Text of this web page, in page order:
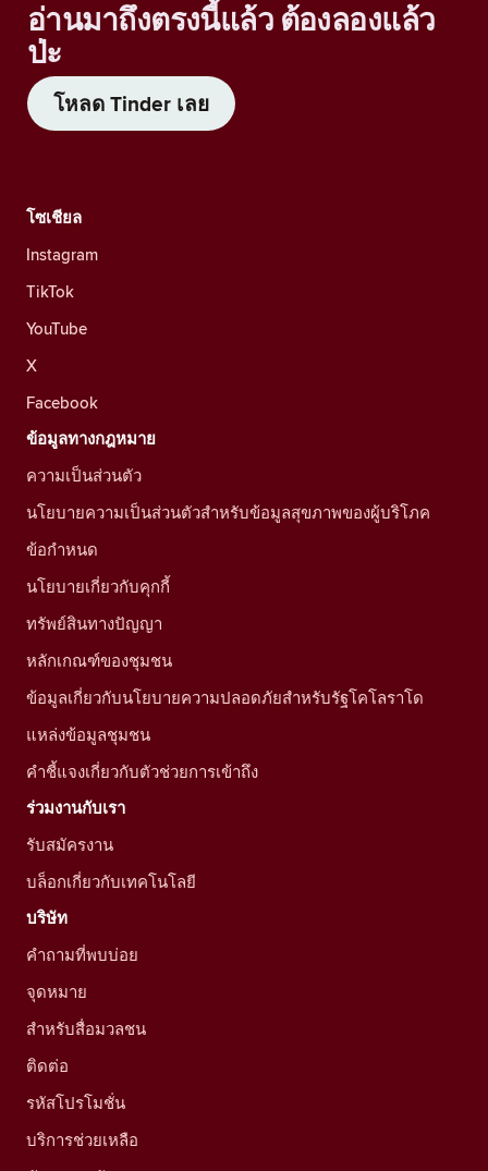
อ่านมาถึงตรงนี้แล้ว ต้องลองแล้ว
ป่ะ
โหลด Tinder เลย
โซเชียล
Instagram
TikTok
YouTube
X
Facebook
ข้อมูลทางกฎหมาย
ความเป็นส่วนตัว
นโยบายความเป็นส่วนตัวสำหรับข้อมูลสุขภาพของผู้บริโภค
ข้อกำหนด
นโยบายเกี่ยวกับคุกกี้
ทรัพย์สินทางปัญญา
หลักเกณฑ์ของชุมชน
ข้อมูลเกี่ยวกับนโยบายความปลอดภัยสำหรับรัฐโคโลราโด
แหล่งข้อมูลชุมชน
คำชี้แจงเกี่ยวกับตัวช่วยการเข้าถึง
ร่วมงานกับเรา
รับสมัครงาน
บล็อกเกี่ยวกับเทคโนโลยี
บริษัท
คำถามที่พบบ่อย
จุดหมาย
สำหรับสื่อมวลชน
ติดต่อ
รหัสโปรโมชั่น
บริการช่วยเหลือ